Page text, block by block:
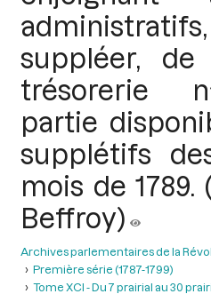
suppléer,
trésorerie
partie
supplétifs
mois de
Beffroy)
Archives parlementaires de la
Première série (1787-1799)
Tome XCI - Du 7 prairial au 30